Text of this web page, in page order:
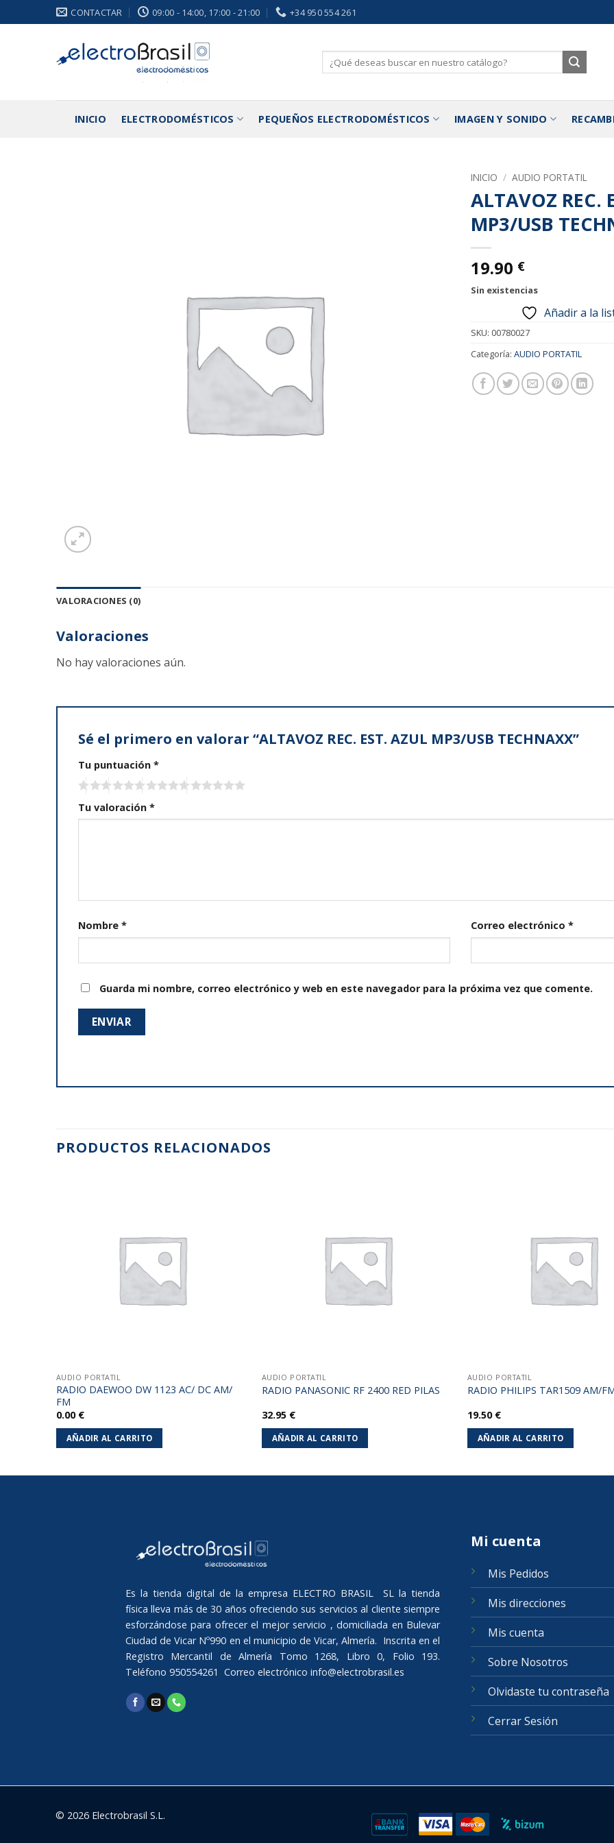
al
CONTACTAR 09:00 - 14:00, 17:00 - 21:00 +34 950 554 261
Buscar
por:
INICIO ELECTRODOMÉSTICOS PEQUEÑOS ELECTRODOMÉSTICOS IMAGEN Y SONIDO
INICIO / AUDIO PORTATIL
ALTAVOZ REC.
MP3/USB
19.90 €
Sin existencias
Añadir a la
SKU: 00780027
Categoría: AUDIO PORTATIL
VALORACIONES (0)
Valoraciones
No hay valoraciones aún.
Sé el primero en valorar “ALTAVOZ REC. EST. AZUL MP3/USB TECHNAXX”
Tu puntuación *
Tu valoración *
Nombre * Correo electrónico *
Guarda mi nombre, correo electrónico y web en este navegador para la próxima vez que comente.
PRODUCTOS RELACIONADOS
AUDIO PORTATIL
RADIO DAEWOO DW 1123 AC/ DC AM/
FM
0.00 €
AÑADIR AL CARRITO
AUDIO PORTATIL
RADIO PANASONIC RF 2400 RED PILAS
32.95 €
AÑADIR AL CARRITO
AUDIO PORTATIL
RADIO PHILIPS TAR1509 AM/
19.50 €
AÑADIR AL CARRITO
Es la tienda digital de la empresa ELECTRO BRASIL SL la tienda
física lleva más de 30 años ofreciendo sus servicios al cliente siempre
esforzándose para ofrecer el mejor servicio , domiciliada en Bulevar
Ciudad de Vicar Nº990 en el municipio de Vicar, Almería. Inscrita en el
Registro Mercantil de Almería Tomo 1268, Libro 0, Folio 193.
Teléfono 950554261 Correo electrónico info@electrobrasil.es
Mi cuenta
Mis Pedidos
Mis direcciones
Mis cuenta
Sobre Nosotros
Olvidaste tu contraseña
Cerrar Sesión
© 2026 Electrobrasil S.L.